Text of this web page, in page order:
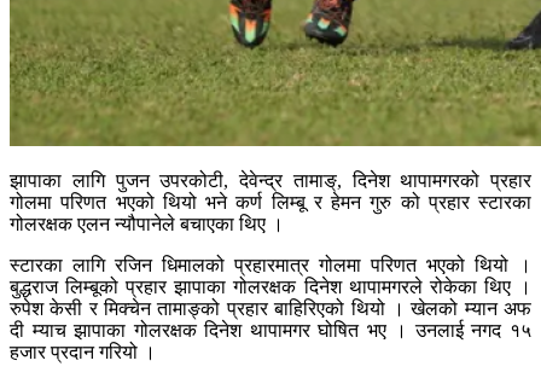
झापाका लागि पुजन उपरकोटी, देवेन्द्र तामाङ्, दिनेश थापामगरको प्रहार
गोलमा परिणत भएको थियो भने कर्ण लिम्बू र हेमन गुरु को प्रहार स्टारका
गोलरक्षक एलन न्यौपानेले बचाएका थिए ।
स्टारका लागि रजिन धिमालको प्रहारमात्र गोलमा परिणत भएको थियो ।
बुद्धराज लिम्बूको प्रहार झापाका गोलरक्षक दिनेश थापामगरले रोकेका थिए ।
रुपेश केसी र मिक्चेन तामाङ्को प्रहार बाहिरिएको थियो । खेलको म्यान अफ
दी म्याच झापाका गोलरक्षक दिनेश थापामगर घोषित भए । उनलाई नगद १५
हजार प्रदान गरियो ।